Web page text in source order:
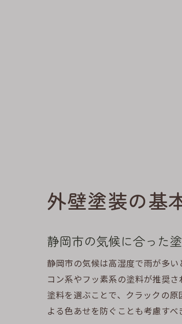
外壁塗装の基
静岡市の気候に合った
静岡市の気候は高湿度で雨が多
コン系やフッ素系の塗料が推奨
塗料を選ぶことで、クラックの
よる色あせを防ぐことも考慮す